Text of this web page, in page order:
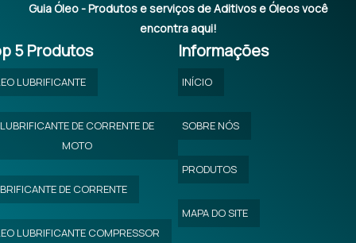
Guia Óleo - Produtos e serviços de Aditivos e Óleos você
encontra aqui!
5 Produtos
LUBRIFICANTE
LUBRIFICANTE DE CORRENTE DE
MOTO
DE CORRENTE
LUBRIFICANTE COMPRESSOR
Informações
INÍCIO
SOBRE NÓS
PRODUTOS
MAPA DO SITE